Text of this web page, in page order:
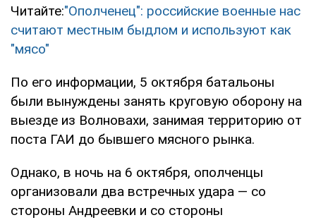
Читайте:"Ополченец": российские военные нас
считают местным быдлом и используют как
"мясо"
По его информации, 5 октября батальоны
были вынуждены занять круговую оборону на
выезде из Волновахи, занимая территорию от
поста ГАИ до бывшего мясного рынка.
Однако, в ночь на 6 октября, ополченцы
организовали два встречных удара — со
стороны Андреевки и со стороны